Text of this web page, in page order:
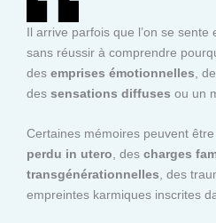
Il arrive parfois que l’on se sente
sans réussir à comprendre
des emprises émotionnelles ,
des sensations diffuses ou un
Certaines mémoires peuvent
perdu in utero , des charges
transgénérationnelles , des
empreintes karmiques inscrites